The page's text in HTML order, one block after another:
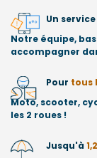
Un
Notre équipe,
accompagner
Pour tous
Moto, scooter,
les 2 roues !
Jusqu'à